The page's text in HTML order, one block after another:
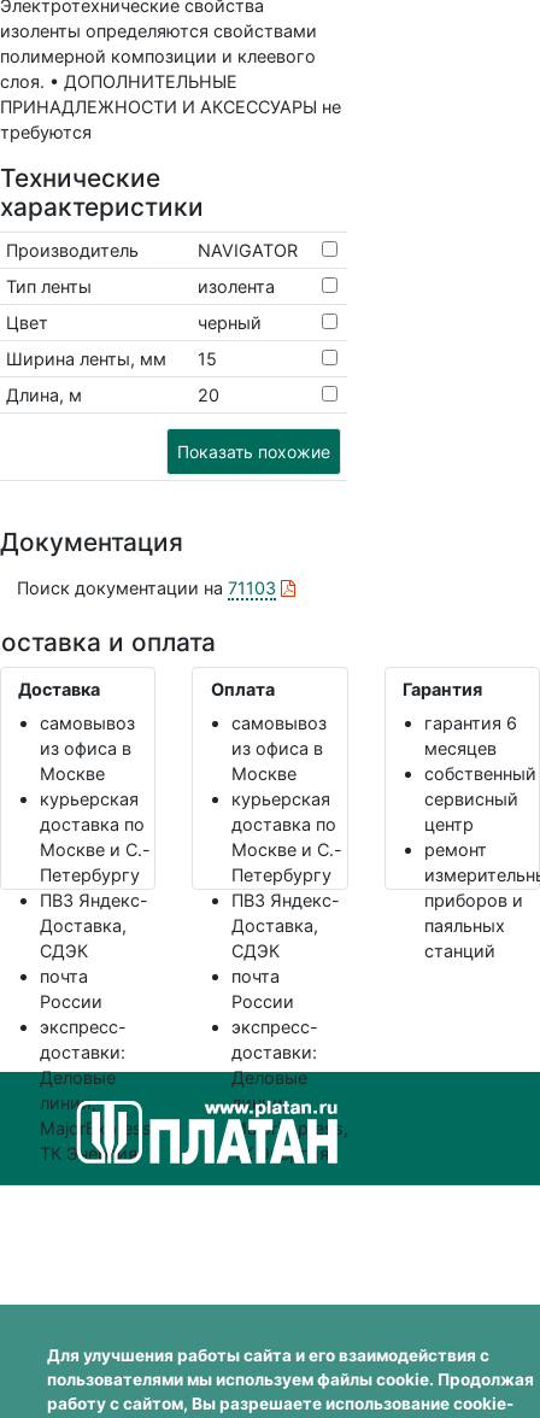
Электротехнические свойства
изоленты определяются свойствами
полимерной композиции и клеевого
слоя. • ДОПОЛНИТЕЛЬНЫЕ
ПРИНАДЛЕЖНОСТИ И АКСЕССУАРЫ не
требуются
Технические
характеристики
Производитель
NAVIGATOR
Тип ленты
изолента
Цвет
черный
Ширина ленты, мм
15
Длина, м
20
Показать похожие
Документация
Поиск документации на71103
и оплата
Доставка
самовывоз
из офиса в
Москве
курьерская
доставка по
Москве и С.-
Петербургу
ПВЗ Яндекс-
Доставка,
СДЭК
почта
России
экспресс-
доставки:
Деловые
линии,
MajorExpress,
ТК Энергия
Оплата
самовывоз
из офиса в
Москве
курьерская
доставка по
Москве и С.-
Петербургу
ПВЗ Яндекс-
Доставка,
СДЭК
почта
России
экспресс-
доставки:
Деловые
линии,
MajorExpress,
ТК Энергия
Гарантия
гарантия 6
месяцев
собственный
сервисный
центр
ремонт
приборов и
паяльных
станций
Для улучшения работы сайта и его взаимодействия с
пользователями мы используем файлы cookie. Продолжая
работу с сайтом, Вы разрешаете использование cookie-